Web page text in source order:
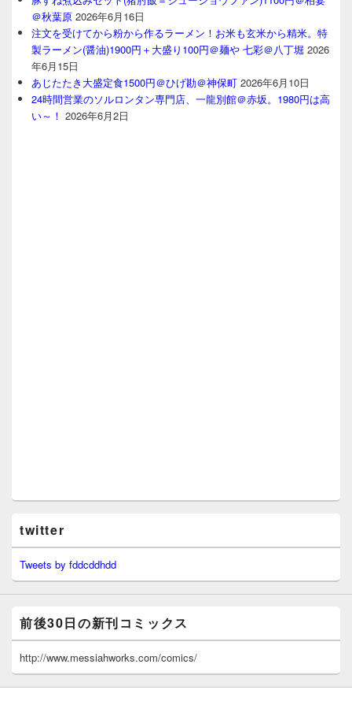
＠秋葉原 2026年6月16日
注文を受けてから粉から作るラーメン！お米も玄米から精米。特
製ラーメン(醤油)1900円＋大盛り100円＠麺や 七彩＠八丁堀 2026
年6月15日
あじたたき大盛定食1500円＠ひげ勘＠神保町 2026年6月10日
24時間営業のソルロンタン専門店、一龍別館＠赤坂。1980円は高
い～！ 2026年6月2日
twitter
Tweets by fddcddhdd
前後30日の新刊コミックス
http://www.messiahworks.com/comics/